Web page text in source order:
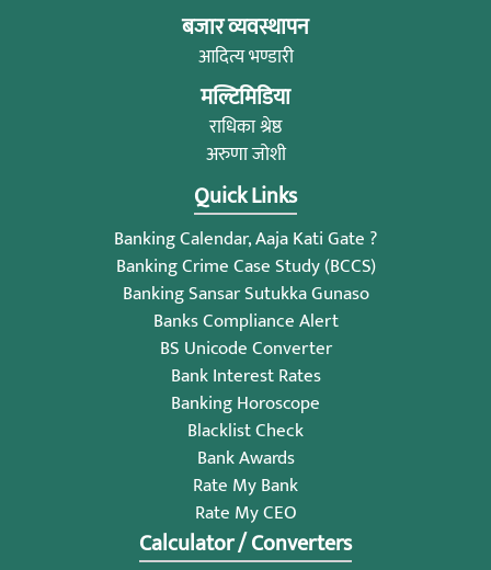
बजार व्यवस्थापन
आदित्य भण्डारी
मल्टिमिडिया
राधिका श्रेष्ठ
अरुणा जोशी
Quick Links
Banking Calendar, Aaja Kati Gate ?
Banking Crime Case Study (BCCS)
Banking Sansar Sutukka Gunaso
Banks Compliance Alert
BS Unicode Converter
Bank Interest Rates
Banking Horoscope
Blacklist Check
Bank Awards
Rate My Bank
Rate My CEO
Calculator / Converters